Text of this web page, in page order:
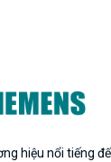
hiệu nổi tiếng